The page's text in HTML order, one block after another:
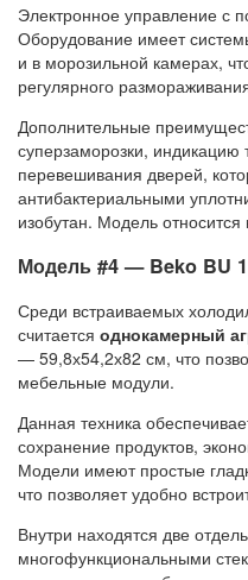
Электронное управление с
Оборудование имеет
и в морозильной камерах,
регулярного
Дополнительные
суперзаморозки,
перевешивания дверей,
антибактериальными
изобутан. Модель относится
Модель #4 — Beko BU
Среди встраиваемых
считается однокамерный
— 59,8х54,2х82 см, что
мебельные модули.
Данная техника
сохранение продуктов,
Модели имеют простые
что позволяет удобно
Внутри находятся две
многофункциональными